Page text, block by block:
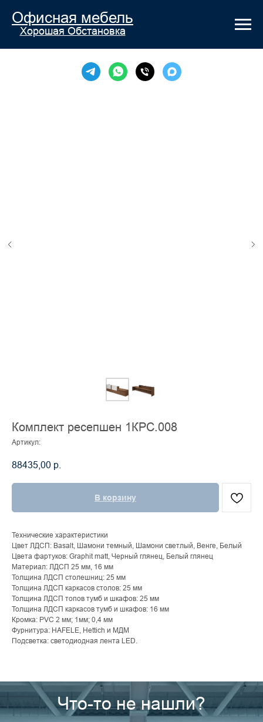
Офисная мебель
Хорошая Обстановка
Комплект ресепшен 1КРС.008
Артикул:
88435,00 р.
В корзину
Технические характеристики
Цвет ЛДСП: Basalt, Шамони темный, Шамони светлый, Венге, Белый
Цвета фартуков: Graphit matt, Черный глянец, Белый глянец
Материал: ЛДСП 25 мм, 16 мм
Толщина ЛДСП столешниц: 25 мм
Толщина ЛДСП каркасов столов: 25 мм
Толщина ЛДСП топов тумб и шкафов: 25 мм
Толщина ЛДСП каркасов тумб и шкафов: 16 мм
Кромка: PVC 2 мм; 1мм; 0,4 мм
Фурнитура: HAFELE, Hettich и МДМ
Подсветка: светодиодная лента LED.
Что-то не нашли?